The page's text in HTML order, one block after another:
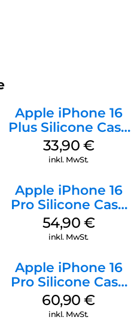
Apple iPhone 16
Plus Silicone Case
MagSafe Lake
Green
33,90 €
inkl. MwSt.
Apple iPhone 16
Pro Silicone Case
MagSafe Black
54,90 €
inkl. MwSt.
Apple iPhone 16
Pro Silicone Case
MagSafe Stone
Gray
60,90€
inkl. MwSt.